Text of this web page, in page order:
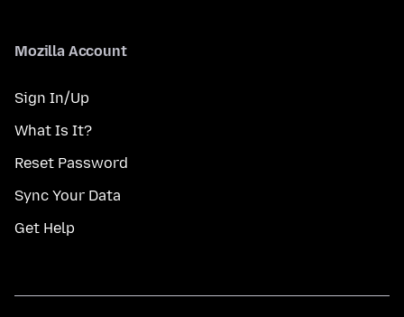
Mozilla Account
Sign In/Up
What Is It?
Reset Password
Sync Your Data
Get Help